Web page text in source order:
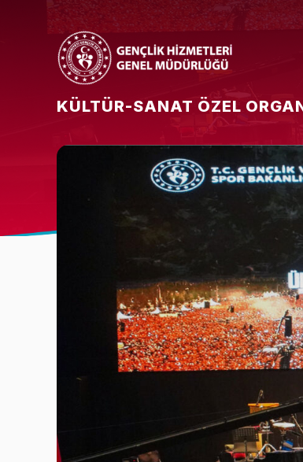
Bakan Yardımcısı
KÜLTÜR-SANAT ÖZEL